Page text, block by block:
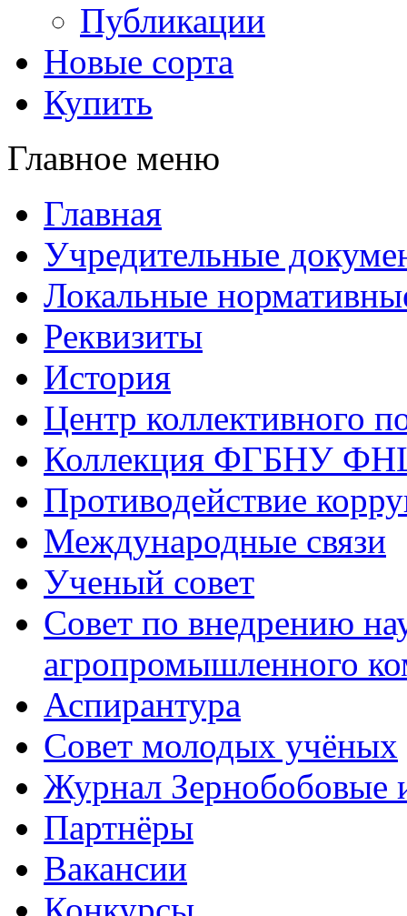
Публикации
Новые сорта
Купить
Главное меню
Главная
Учредительные
Локальные
Реквизиты
История
Центр коллективного
Коллекция ФГБНУ
Противодействие
Международные связи
Ученый совет
Совет по внедрению
агропромышленного
Аспирантура
Совет молодых учёных
Журнал Зернобобовые
Партнёры
Вакансии